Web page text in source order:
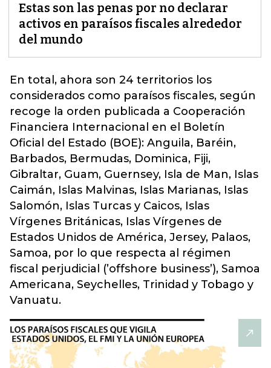
Estas son las penas por no declarar
activos en paraísos fiscales alrededor
del mundo
En total, ahora son 24 territorios los
considerados como paraísos fiscales, según
recoge la orden publicada a Cooperación
Financiera Internacional en el Boletín
Oficial del Estado (BOE): Anguila, Baréin,
Barbados, Bermudas, Dominica, Fiji,
Gibraltar, Guam, Guernsey, Isla de Man, Islas
Caimán, Islas Malvinas, Islas Marianas, Islas
Salomón, Islas Turcas y Caicos, Islas
Vírgenes Británicas, Islas Vírgenes de
Estados Unidos de América, Jersey, Palaos,
Samoa, por lo que respecta al régimen
fiscal perjudicial (’offshore business’), Samoa
Americana, Seychelles, Trinidad y Tobago y
Vanuatu.